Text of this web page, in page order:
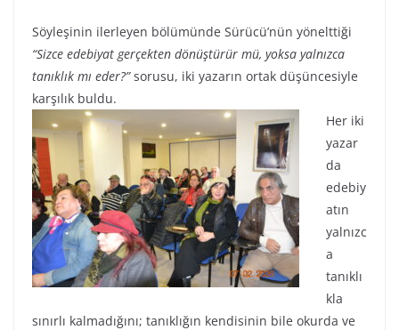
Söyleşinin ilerleyen bölümünde Sürücü’nün yönelttiği
“Sizce edebiyat gerçekten dönüştürür mü, yoksa yalnızca
tanıklık mı eder?”sorusu, iki yazarın ortak düşüncesiyle
karşılık buldu.
Her iki
yazar
da
edebiy
atın
yalnızc
a
tanıklı
kla
sınırlı kalmadığını; tanıklığın kendisinin bile okurda ve